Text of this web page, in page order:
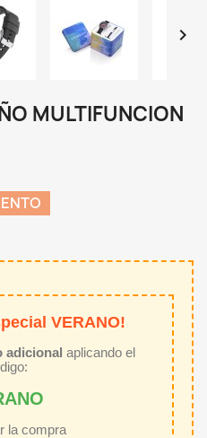

MULTIFUNCION
VERANO!
adicional aplicando el
la compra